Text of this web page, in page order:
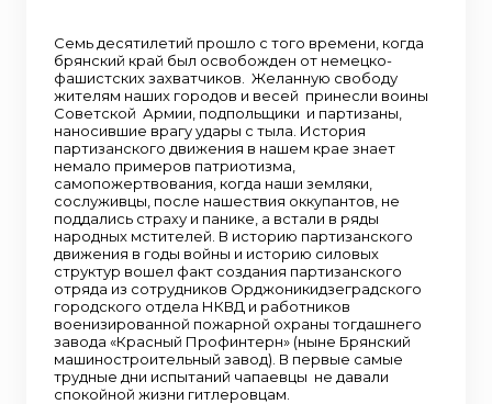
Семь десятилетий прошло с того времени, когда
брянский край был освобожден от немецко-
фашистских захватчиков. Желанную свободу
жителям наших городов и весей принесли воины
Советской Армии, подпольщики и партизаны,
наносившие врагу удары с тыла. История
партизанского движения в нашем крае знает
немало примеров патриотизма,
самопожертвования, когда наши земляки,
сослуживцы, после нашествия оккупантов, не
поддались страху и панике, а встали в ряды
народных мстителей. В историю партизанского
движения в годы войны и историю силовых
структур вошел факт создания партизанского
отряда из сотрудников Орджоникидзеградского
городского отдела НКВД и работников
военизированной пожарной охраны тогдашнего
завода «Красный Профинтерн» (ныне Брянский
машиностроительный завод). В первые самые
трудные дни испытаний чапаевцы не давали
спокойной жизни гитлеровцам.